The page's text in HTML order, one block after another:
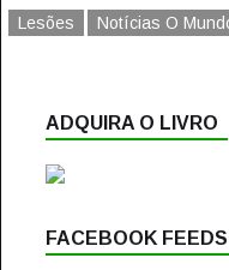
Lesões Notícias O
ADQUIRA O LIVRO
FACEBOOK FEEDS